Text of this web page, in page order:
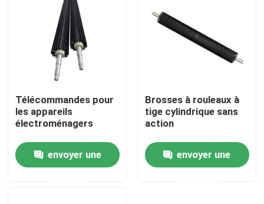
Aperçu
Produits
Télécommandes pour
les appareils
électroménagers
envoyer une
Brosses à rouleaux à
tige cylindrique sans
action
envoyer une